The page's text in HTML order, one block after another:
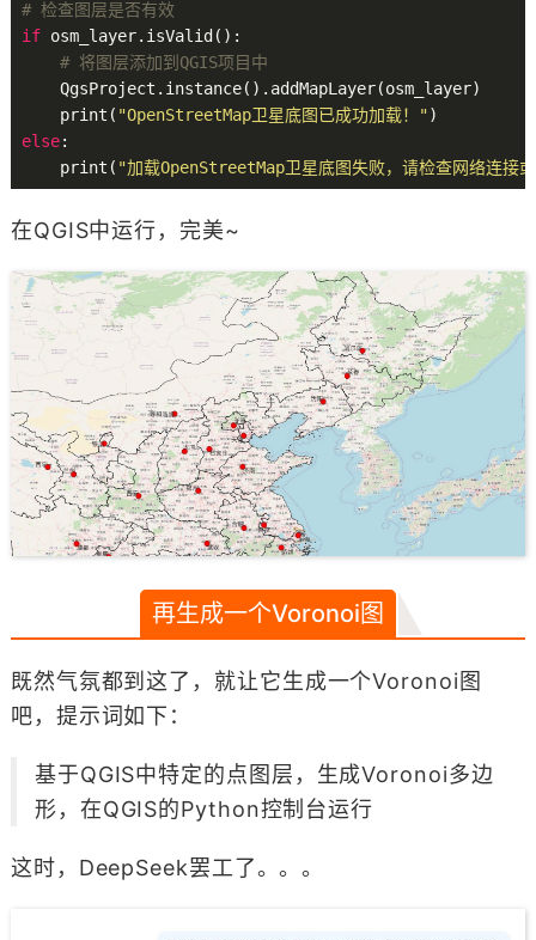
# 检查图层是否有效
if osm_layer.isValid():
# 将图层添加到QGIS项目中
    QgsProject.instance().addMapLayer(osm_layer)
    print(
"OpenStreetMap卫星底图已成功加载！"
else:
    print(
"加载OpenStreetMap卫星底图失败，请检查网络连接
在QGIS中运行，完美~
再生成一个Voronoi图
既然气氛都到这了，就让它生成一个Voronoi图
吧，提示词如下：
基于QGIS中特定的点图层，生成Voronoi多边
形，在QGIS的Python控制台运行
这时，DeepSeek罢工了。。。